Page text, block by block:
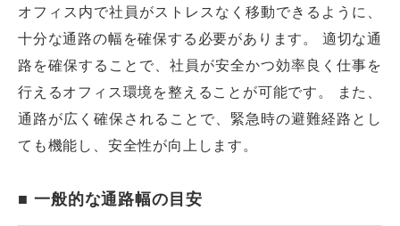
オフィス内で社員がストレスなく移動できるように、
十分な通路の幅を確保する必要があります。 適切な通
路を確保することで、社員が安全かつ効率良く仕事を
行えるオフィス環境を整えることが可能です。 また、
通路が広く確保されることで、緊急時の避難経路とし
ても機能し、安全性が向上します。
■ 一般的な通路幅の目安